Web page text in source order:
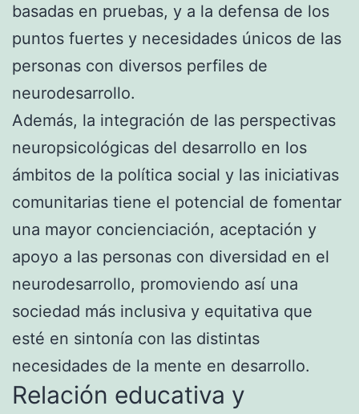
basadas en pruebas, y a la defensa de los
puntos fuertes y necesidades únicos de las
personas con diversos perfiles de
neurodesarrollo.
Además, la integración de las perspectivas
neuropsicológicas del desarrollo en los
ámbitos de la política social y las iniciativas
comunitarias tiene el potencial de fomentar
una mayor concienciación, aceptación y
apoyo a las personas con diversidad en el
neurodesarrollo, promoviendo así una
sociedad más inclusiva y equitativa que
esté en sintonía con las distintas
necesidades de la mente en desarrollo.
Relación educativa y